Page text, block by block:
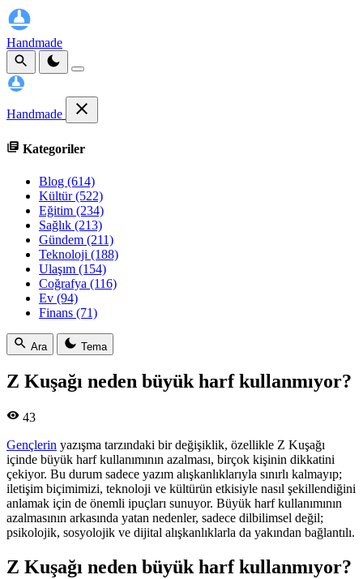
Handmade
Handmade
Kategoriler
Blog (614)
Kültür(522)
Eğitim (234)
Sağlık (213)
Gündem (211)
Teknoloji (188)
Ulaşım (154)
Coğrafya (116)
Ev (94)
Finans (71)
Ara Tema
Z Kuşağı neden büyük harf kullanmıyor?
43
Gençlerin yazışma tarzındaki bir değişiklik, özellikle Z Kuşağı
içinde büyük harf kullanımının azalması, birçok kişinin dikkatini
çekiyor. Bu durum sadece yazım alışkanlıklarıyla sınırlı kalmayıp;
iletişim biçimimizi, teknoloji ve kültürün etkisiyle nasıl şekillendiğini
anlamak için de önemli ipuçları sunuyor. Büyük harf kullanımının
azalmasının arkasında yatan nedenler, sadece dilbilimsel değil;
psikolojik, sosyolojik ve dijital alışkanlıklarla da yakından bağlantılı.
Z Kuşağı neden büyük harf kullanmıyor?